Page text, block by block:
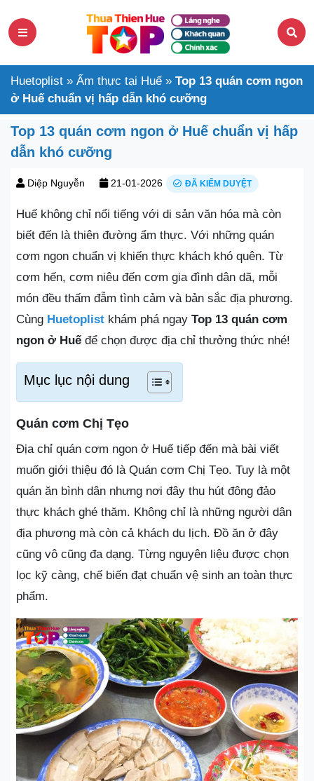
Huetoplist » Ẩm thực tại Huế » Top 13 quán cơm ngon
ở Huế chuẩn vị hấp dẫn khó cưỡng
Top 13 quán cơm ngon ở Huế chuẩn vị hấp
dẫn khó cưỡng
Diệp Nguyễn 21-01-2026 ĐÃ KIỂM DUYỆT
Huế không chỉ nổi tiếng với di sản văn hóa mà còn
biết đến là thiên đường ẩm thực. Với những quán
cơm ngon chuẩn vị khiến thực khách khó quên. Từ
cơm hến, cơm niêu đến cơm gia đình dân dã, mỗi
món đều thấm đẫm tình cảm và bản sắc địa phương.
Cùng Huetoplist khám phá ngay Top 13 quán cơm
ngon ở Huếđể chọn được địa chỉ thưởng thức nhé!
Mục lục nội dung
Quán cơm Chị Tẹo
Địa chỉ quán cơm ngon ở Huế tiếp đến mà bài viết
muốn giới thiệu đó là Quán cơm Chị Tẹo. Tuy là một
quán ăn bình dân nhưng nơi đây thu hút đông đảo
thực khách ghé thăm. Không chỉ là những người dân
địa phương mà còn cả khách du lịch. Đồ ăn ở đây
cũng vô cũng đa dạng. Từng nguyên liệu được chọn
lọc kỹ càng, chế biến đạt chuẩn vệ sinh an toàn thực
phẩm.